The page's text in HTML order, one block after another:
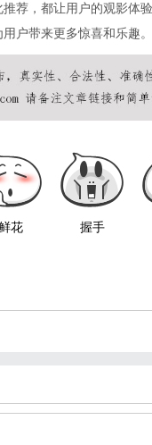
荐，都让用户的观影体
户带来更多惊喜和乐趣。
花 握手